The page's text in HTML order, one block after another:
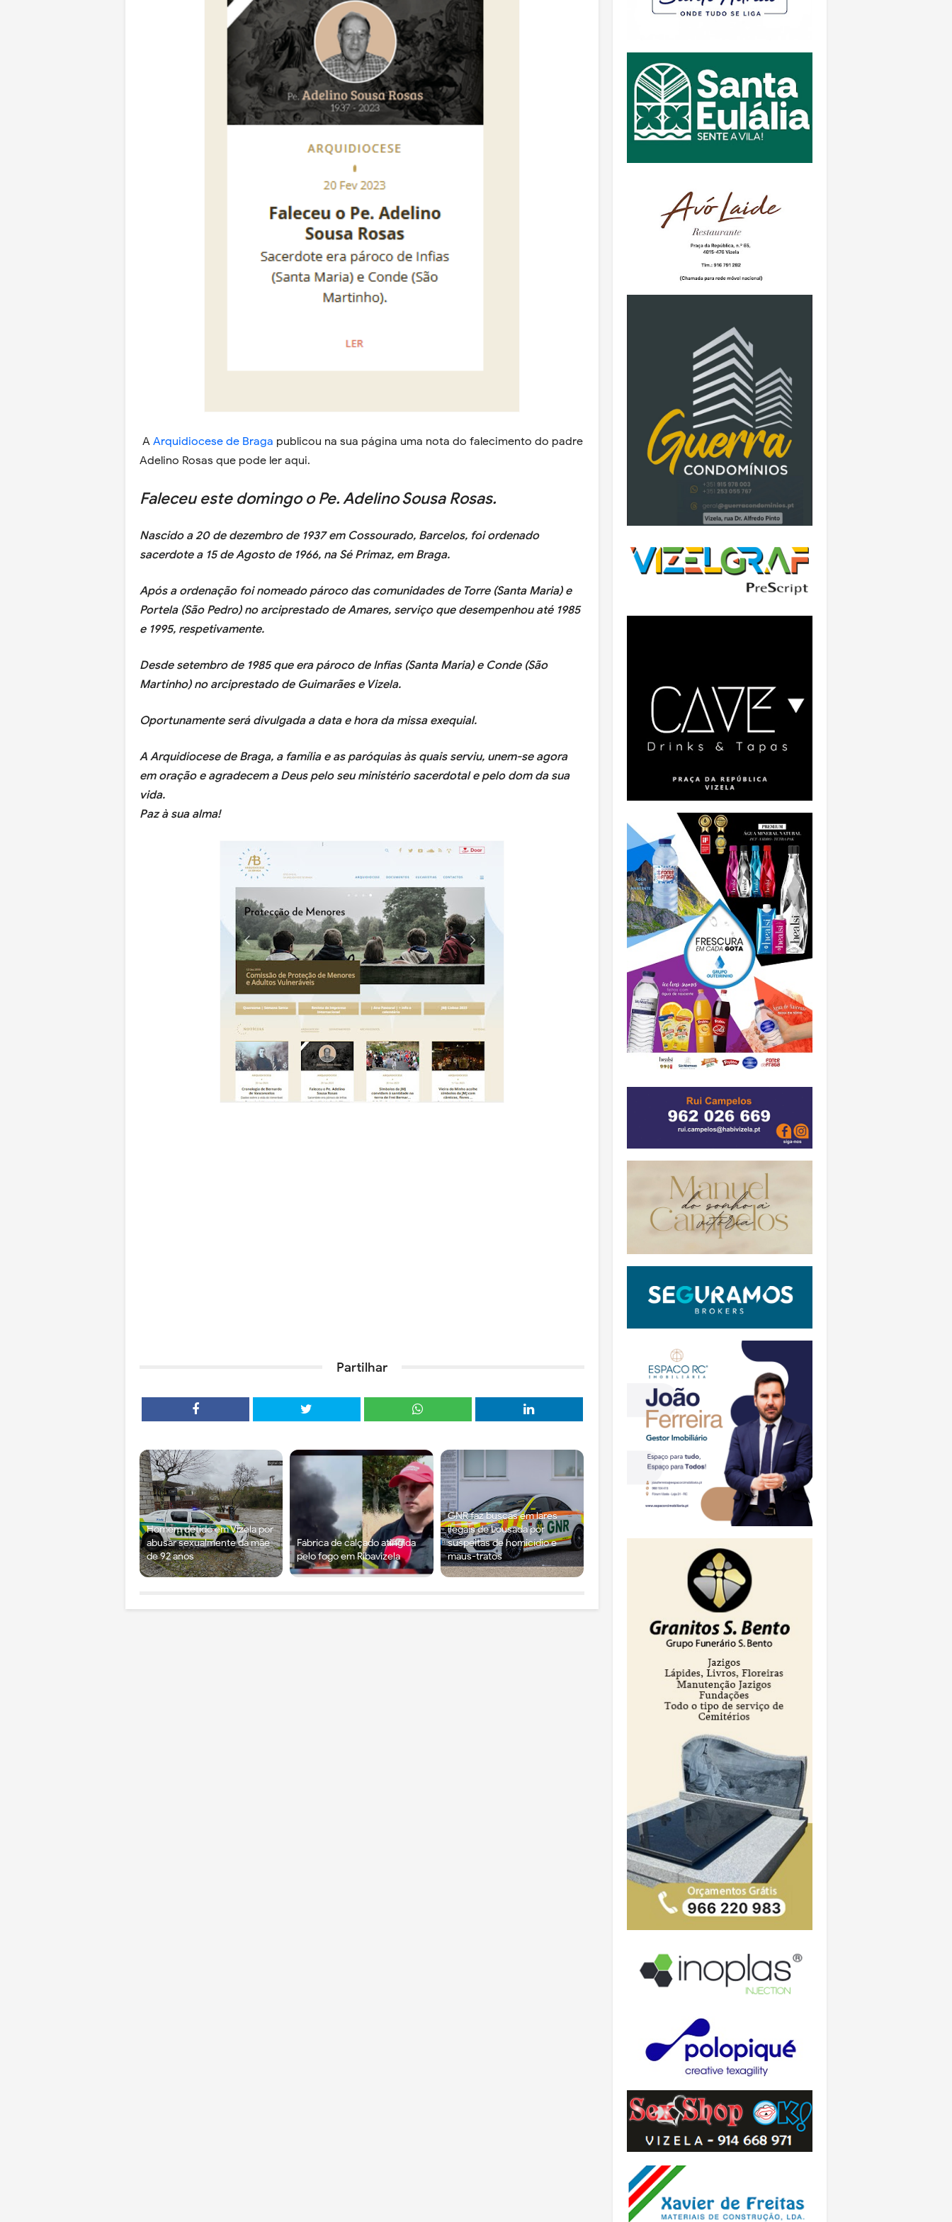
A Arquidiocese de Braga publicou na sua página uma nota do falecimento do padre
Adelino Rosas que pode ler aqui.
Faleceu este domingo o Pe. Adelino Sousa Rosas.
Nascido a 20 de dezembro de 1937 em Cossourado, Barcelos, foi ordenado
sacerdote a 15 de Agosto de 1966, na Sé Primaz, em Braga.
Após a ordenação foi nomeado pároco das comunidades de Torre (Santa Maria) e
Portela (São Pedro) no arciprestado de Amares, serviço que desempenhou até 1985
e 1995, respetivamente.
Desde setembro de 1985 que era pároco de Infias (Santa Maria) e Conde (São
Martinho) no arciprestado de Guimarães e Vizela.
Oportunamente será divulgada a data e hora da missa exequial.
A Arquidiocese de Braga, a família e as paróquias às quais serviu, unem-se agora
em oração e agradecem a Deus pelo seu ministério sacerdotal e pelo dom da sua
vida.
Paz à sua alma!
Partilhar
Homem detido em Vizela por
abusar sexualmente da mãe
de 92 anos
Fábrica de calçado atingida
pelo fogo em Ribavizela
GNR faz buscas em lares
ilegais de Lousada por
suspeitas de homicídio e
maus-tratos